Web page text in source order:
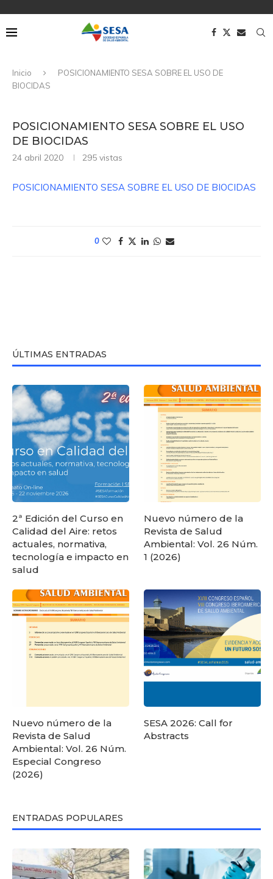
Inicio
POSICIONAMIENTO SESA SOBRE EL USO DE
BIOCIDAS
POSICIONAMIENTO SESA SOBRE EL USO
DE BIOCIDAS
24 abril 2020 295 vistas
POSICIONAMIENTO SESA SOBRE EL USO DE BIOCIDAS
0
ÚLTIMAS ENTRADAS
2ª Edición del Curso en
Calidad del Aire: retos
actuales, normativa,
tecnología e impacto en
salud
Nuevo número de la
Revista de Salud
Ambiental: Vol. 26 Núm.
1 (2026)
Nuevo número de la
Revista de Salud
Ambiental: Vol. 26 Núm.
Especial Congreso
(2026)
SESA 2026: Call for
Abstracts
ENTRADAS POPULARES